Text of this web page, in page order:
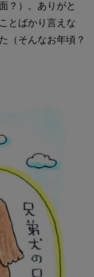
？）。ありがと
とばかり言えな
（そんなお年頃？